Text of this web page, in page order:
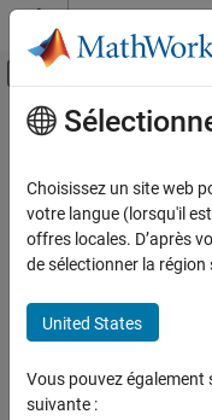
Passer au contenu
Activer/
Ressource
Contenu principal
Choisissez un site web
votre langue (lorsqu'il
offres locales. D’après
de sélectionner la région
United States
Vous pouvez également
suivante :